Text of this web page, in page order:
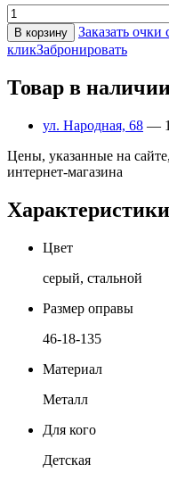
В корзину Заказать очки
кликЗабронировать
Товар в
ул. Народная, 68 —
Цены, указанные на
интернет-магазина
Характеристики
Цвет
серый, стальной
Размер оправы
46-18-135
Материал
Металл
Для кого
Детская